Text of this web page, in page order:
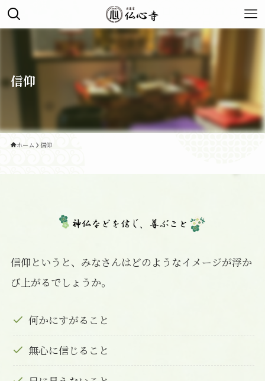
信仰
ホーム 信仰
信仰というと、みなさんはどのようなイメージが浮か
び上がるでしょうか。
何かにすがること
無心に信じること